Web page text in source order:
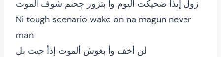
زول إيذأ ضحيكت أليوم وأ بتزور جحنم شوف ألموت
Ni tough scenario wako on na magun never
man
لن أخف وأ بغوش ألموت إذأ جيت بل